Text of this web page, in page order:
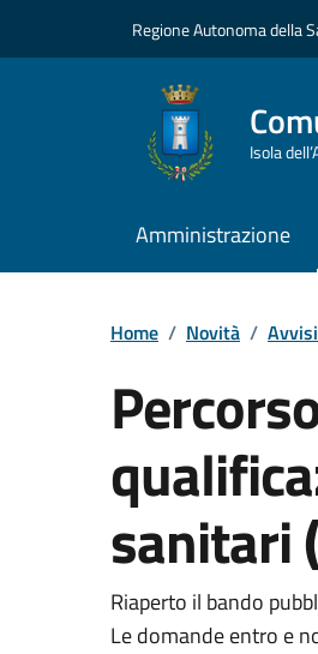
Regione Autonoma della
Isola
Amministrazione
Home / Novità / Avvisi
sanitari
Dettagli
Riaperto il bando
Le domande entro e